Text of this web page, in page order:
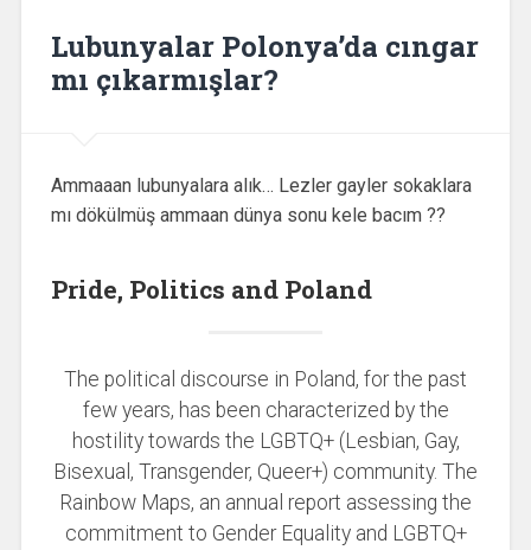
Lubunyalar Polonya’da cıngar
mı çıkarmışlar?
Ammaaan lubunyalara alık… Lezler gayler sokaklara
mı dökülmüş ammaan dünya sonu kele bacım ??
Pride, Politics and Poland
The political discourse in Poland, for the past
few years, has been characterized by the
hostility towards the LGBTQ+ (Lesbian, Gay,
Bisexual, Transgender, Queer+) community. The
Rainbow Maps, an annual report assessing the
commitment to Gender Equality and LGBTQ+